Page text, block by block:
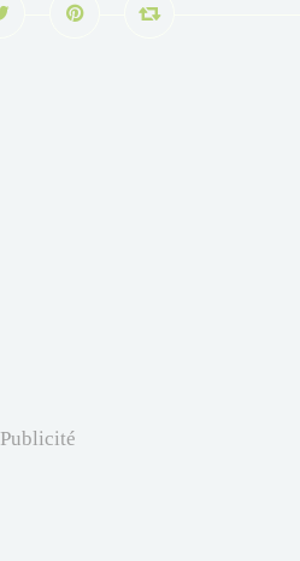
Publicité